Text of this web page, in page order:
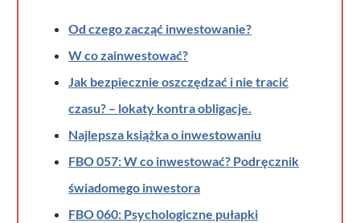
Od czego zacząć inwestowanie?
W co zainwestować?
Jak bezpiecznie oszczędzać i nie tracić
czasu? – lokaty kontra obligacje.
Najlepsza książka o inwestowaniu
FBO 057: W co inwestować? Podręcznik
świadomego inwestora
FBO 060: Psychologiczne pułapki